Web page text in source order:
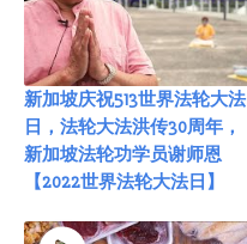
新加坡庆祝513世界法轮大法
日，法轮大法洪传30周年，
新加坡法轮功学员谢师恩
【2022世界法轮大法日】